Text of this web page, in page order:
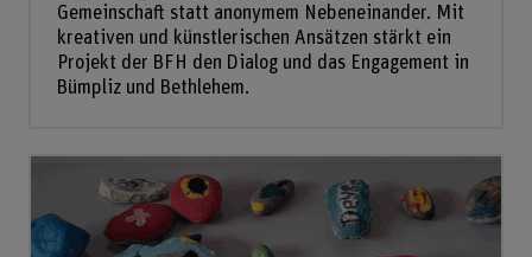
Gemeinschaft statt anonymem Nebeneinander. Mit
kreativen und künstlerischen Ansätzen stärkt ein
Projekt der BFH den Dialog und das Engagement in
Bümpliz und Bethlehem.